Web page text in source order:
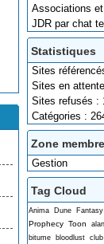
Associations
JDR par chat
Statistiques
Sites
Sites en
Sites refusés :
Catégories :
Zone
Gestion
Tag Cloud
Anima Dune Fantasy
Prophecy Toon
bitume
bloodlust club